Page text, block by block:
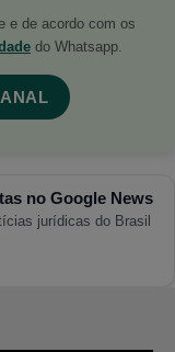
e de acordo com os
do Whatsapp.
no Google News
jurídicas do Brasil